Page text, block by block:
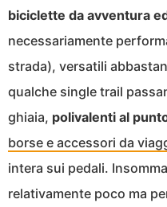
biciclette da avventura
necessariamente
strada), versatili
qualche single trail
ghiaia, polivalenti al
borse e accessori da
intera sui pedali.
relativamente poco ma